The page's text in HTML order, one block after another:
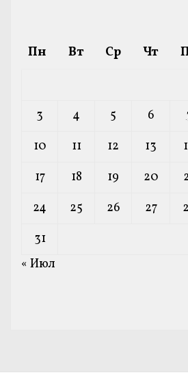
Пн
Вт Ср Чт
3
4 5 6
10
11 12 13
17
18 19 20
24
25 26 27
31
« Июл